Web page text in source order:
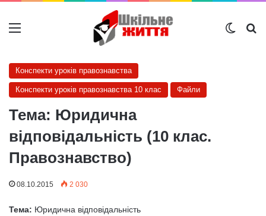
Меню
Конспекти уроків правознавства
Конспекти уроків правознавства 10 клас Файли
Тема: Юридична
відповідальність (10 клас.
Правознавство)
08.10.2015 2 030
Тема: Юридична відповідальність